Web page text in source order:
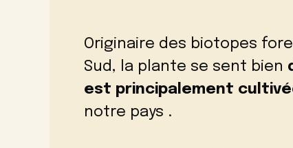
Originaire des biotopes
Sud, la plante se sent bien
est principalement
notre pays .